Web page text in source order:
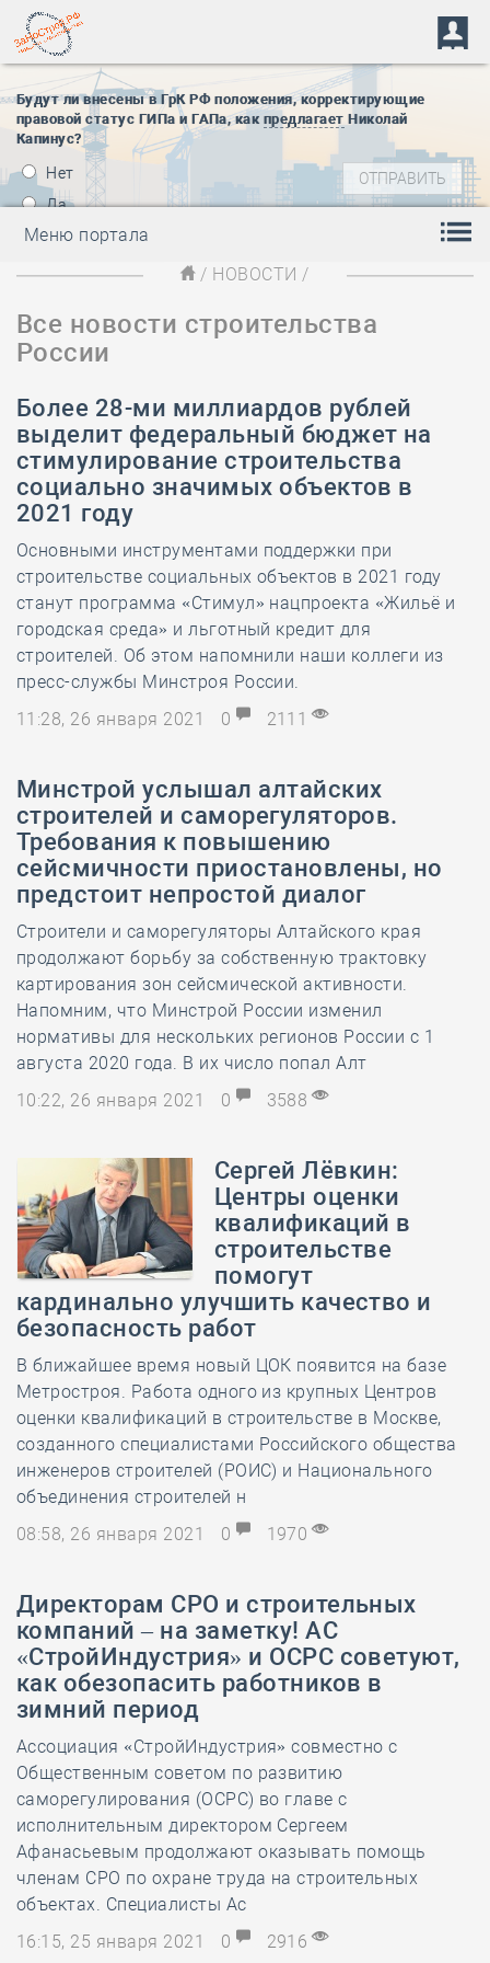
Будут ли внесены в ГрК РФ положения, корректирующие
правовой статус ГИПа и ГАПа, как предлагает Николай
Капинус?
Нет
Да
Меню портала
/ НОВОСТИ /
Все новости строительства
России
Более 28-ми миллиардов рублей
выделит федеральный бюджет на
стимулирование строительства
социально значимых объектов в
2021 году
Основными инструментами поддержки при
строительстве социальных объектов в 2021 году
станут программа «Стимул» нацпроекта «Жильё и
городская среда» и льготный кредит для
строителей. Об этом напомнили наши коллеги из
пресс-службы Минстроя России.
11:28, 26 января 2021
0 2111
Минстрой услышал алтайских
строителей и саморегуляторов.
Требования к повышению
сейсмичности приостановлены, но
предстоит непростой диалог
Строители и саморегуляторы Алтайского края
продолжают борьбу за собственную трактовку
картирования зон сейсмической активности.
Напомним, что Минстрой России изменил
нормативы для нескольких регионов России с 1
августа 2020 года. В их число попал Алт
10:22, 26 января 2021
0 3588
Сергей Лёвкин:
Центры оценки
квалификаций в
строительстве
помогут
кардинально улучшить качество и
безопасность работ
В ближайшее время новый ЦОК появится на базе
Метростроя. Работа одного из крупных Центров
оценки квалификаций в строительстве в Москве,
созданного специалистами Российского общества
инженеров строителей (РОИС) и Национального
объединения строителей н
08:58, 26 января 2021
0 1970
Директорам СРО и строительных
компаний – на заметку! АС
«СтройИндустрия» и ОСРС советуют,
как обезопасить работников в
зимний период
Ассоциация «СтройИндустрия» совместно с
Общественным советом по развитию
саморегулирования (ОСРС) во главе с
исполнительным директором Сергеем
Афанасьевым продолжают оказывать помощь
членам СРО по охране труда на строительных
объектах. Специалисты Ас
16:15, 25 января 2021
0 2916